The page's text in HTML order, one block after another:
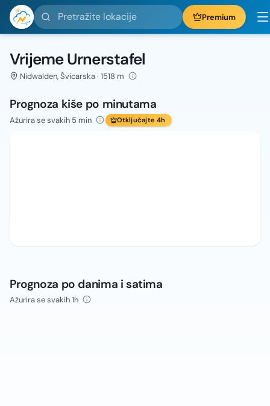
Pretražite lokacije Premium
Vrijeme Urnerstafel
Nidwalden, Švicarska · 1518 m
Prognoza kiše po minutama
Ažurira se svakih 5 min Otključajte 4h
Prognoza po danima i satima
Ažurira se svakih 1h